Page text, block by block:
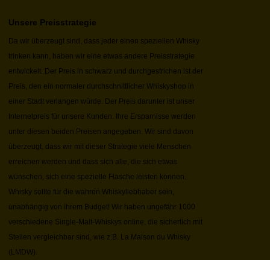
Unsere Preisstrategie
Da wir überzeugt sind, dass jeder einen speziellen Whisky
trinken kann, haben wir eine etwas andere Preisstrategie
entwickelt. Der Preis in schwarz und durchgestrichen ist der
Preis, den ein normaler durchschnittlicher Whiskyshop in
einer Stadt verlangen würde. Der Preis darunter ist unser
Internetpreis für unsere Kunden. Ihre Ersparnisse werden
unter diesen beiden Preisen angegeben. Wir sind davon
überzeugt, dass wir mit dieser Strategie viele Menschen
erreichen werden und dass sich alle, die sich etwas
wünschen, sich eine spezielle Flasche leisten können.
Whisky sollte für die wahren Whiskyliebhaber sein,
unabhängig von ihrem Budget! Wir haben ungefähr 1000
verschiedene Single-Malt-Whiskys online, die sicherlich mit
Stellen vergleichbar sind, wie z.B. La Maison du Whisky
(LMDW).